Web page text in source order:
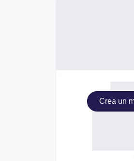
Crea un